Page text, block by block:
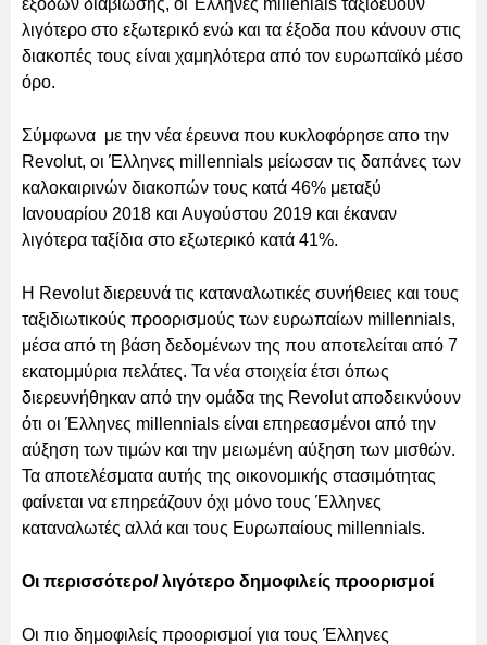
λιγότερο στο εξωτερικό ενώ και τα έξοδα που κάνουν στις
διακοπές τους είναι χαμηλότερα από τον ευρωπαϊκό μέσο
όρο.
Σύμφωνα με την νέα έρευνα που κυκλοφόρησε απο την
Revolut, οι Έλληνες millennials μείωσαν τις δαπάνες των
καλοκαιρινών διακοπών τους κατά 46% μεταξύ
Ιανουαρίου 2018 και Αυγούστου 2019 και έκαναν
λιγότερα ταξίδια στο εξωτερικό κατά 41%.
Η Revolut διερευνά τις καταναλωτικές συνήθειες και τους
ταξιδιωτικούς προορισμούς των ευρωπαίων millennials,
μέσα από τη βάση δεδομένων της που αποτελείται από 7
εκατομμύρια πελάτες. Τα νέα στοιχεία έτσι όπως
διερευνήθηκαν από την ομάδα της Revolut αποδεικνύουν
ότι οι Έλληνες millennials είναι επηρεασμένοι από την
αύξηση των τιμών και την μειωμένη αύξηση των μισθών.
Τα αποτελέσματα αυτής της οικονομικής στασιμότητας
φαίνεται να επηρεάζουν όχι μόνο τους Έλληνες
καταναλωτές αλλά και τους Ευρωπαίους millennials.
Οι περισσότερο/ λιγότερο δημοφιλείς προορισμοί
Οι πιο δημοφιλείς προορισμοί για τους Έλληνες